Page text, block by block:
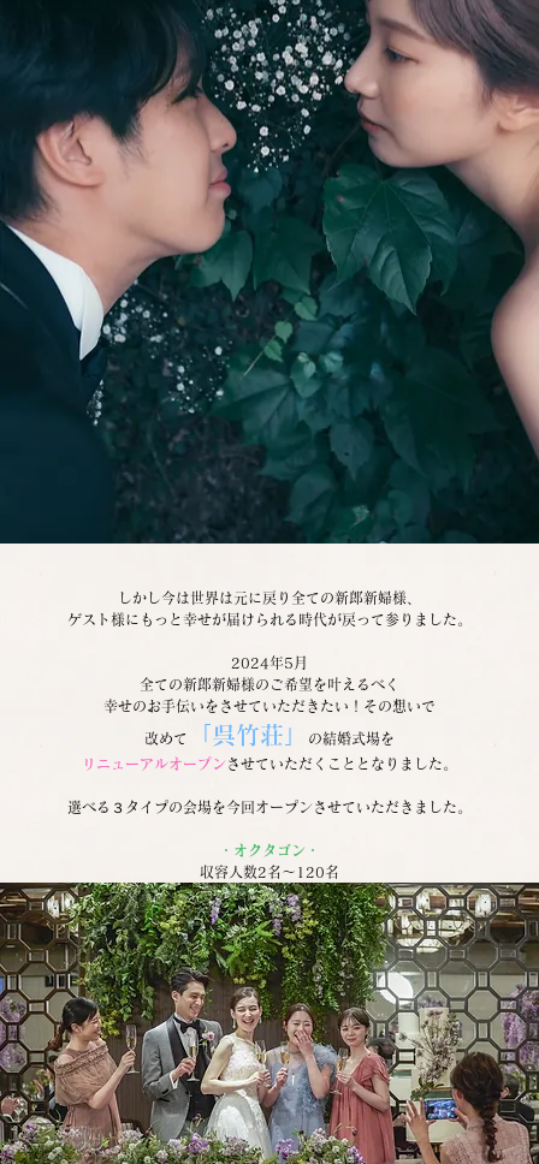
しかし今は世界は元に戻り全ての新郎新婦様、
ゲスト様にもっと幸せが届けられる時代が戻って参りました。
2024年5月
全ての新郎新婦様のご希望を叶えるべく
幸せのお手伝いをさせていただきたい！その想いで
改めて 「呉竹荘」
の結婚式場を
リニューアルオープンさせていただくこととなりました。
選べる３タイプの会場を今回オープンさせていただきました。
・オクタゴン・
収容人数2名～120名